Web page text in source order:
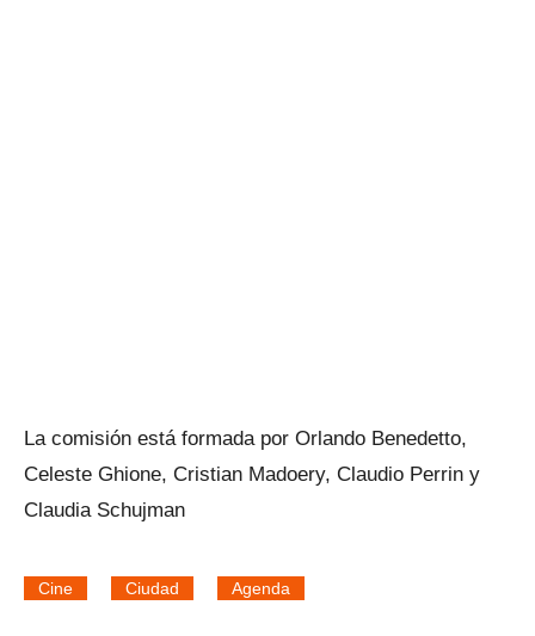
La comisión está formada por Orlando Benedetto,
Celeste Ghione, Cristian Madoery, Claudio Perrin y
Claudia Schujman
Cine Ciudad Agenda